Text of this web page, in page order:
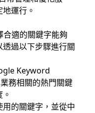
運行。
合適的關鍵字能夠
過以下步驟進行關
Keyword
務相關的熱門關鍵
用的關鍵字，並從中